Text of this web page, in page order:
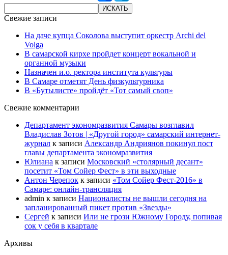
Свежие записи
На даче купца Соколова выступит оркестр Archi del
Volga
В самарской кирхе пройдет концерт вокальной и
органной музыки
Назначен и.о. ректора института культуры
В Самаре отметят День физкультурника
В «Бутылисте» пройдёт «Тот самый своп»
Свежие комментарии
Департамент экономразвития Самары возглавил
Владислав Зотов | «Другой город» самарский интернет-
журнал к записи Александр Андриянов покинул пост
главы департамента экономразвития
Юлиана к записи Московский «столярный десант»
посетит «Том Сойер Фест» в эти выходные
Антон Черепок к записи «Том Сойер Фест-2016» в
Самаре: онлайн-трансляция
admin к записи Националисты не вышли сегодня на
запланированный пикет против «Звезды»
Сергей к записи Или не грози Южному Городу, попивая
сок у себя в квартале
Архивы